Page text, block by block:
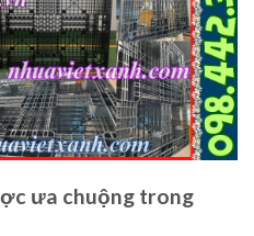
ưa chuộng trong